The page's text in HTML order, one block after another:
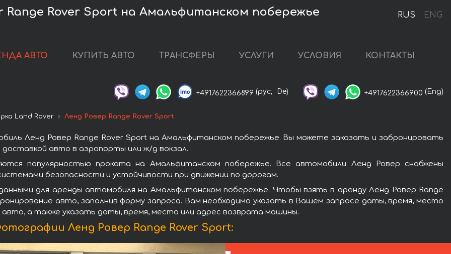
RUS ENG
Rover Sport на Амальфитанском побережье
АВТО КУПИТЬ АВТО ТРАНСФЕРЫ УСЛУГИ УСЛОВИЯ КОНТАКТЫ
+4917622366899 (рус, De) +4917622366900 (Eng)
Land Rover Ленд Ровер Range Rover Sport
Ленд Ровер Range Rover Sport на Амальфитанском побережье. Вы можете заказать и забронировать
авто в аэропорты или ж/д вокзал.
популярностью проката на Амальфитанском побережье. Все автомобили Ленд Ровер снабжены
безопасности и устойчивости при движении по дорогам.
для аренды автомобиля на Амальфитанском побережье. Чтобы взять в аренду Ленд Ровер Range
авто, заполнив форму запроса. Вам необходимо указать в Вашем запросе даты, время, место
а также указать даты, время, место или адрес возврата машины.
Ленд Ровер Range Rover Sport: